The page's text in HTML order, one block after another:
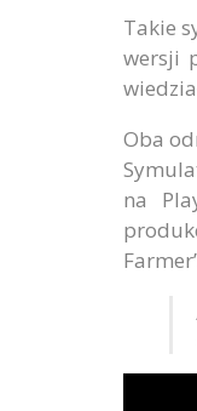
Takie
wersji
Oba
na